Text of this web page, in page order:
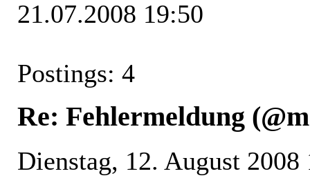
21.07.2008 19:50
Postings: 4
Re: Fehlermeldung
Dienstag, 12. August 2008